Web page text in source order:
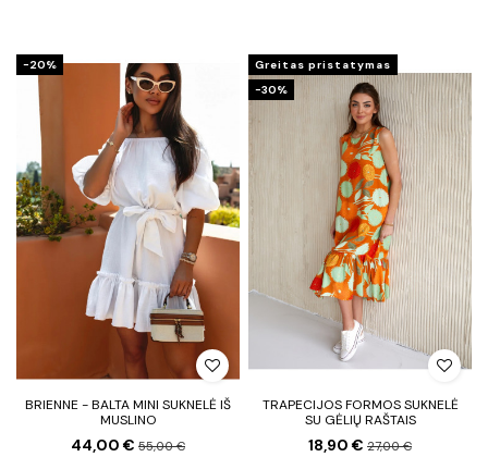
−20%
BRIENNE - BALTA MINI SUKNELĖ IŠ
MUSLINO
44,00 € 55,00 €
Greitas pristatymas
−30%
TRAPECIJOS FORMOS SUKNELĖ
SU GĖLIŲ RAŠTAIS
18,90 € 27,00 €